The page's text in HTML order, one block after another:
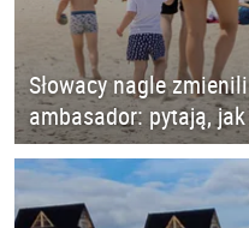
Słowacy nagle
ambasador: pytają,